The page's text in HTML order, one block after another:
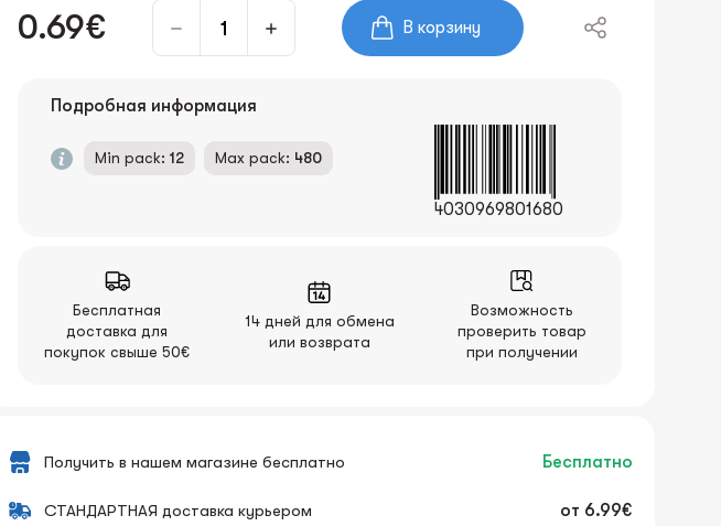
0.69€ В корзину
Подробная информация
Min pack: 12 Max pack: 480
4030969801680
Бесплатная
доставка для
покупок свыше 50€
14 дней для обмена
или возврата
Возможность
проверить товар
при получении
Получить в нашем магазине бесплатно Бесплатно
СТАНДАРТНАЯ доставка курьером от 6.99€